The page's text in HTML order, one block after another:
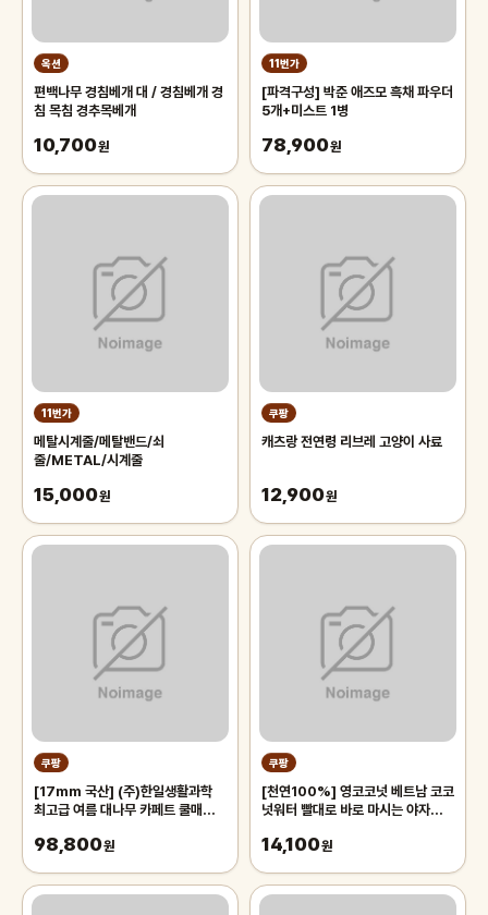
옥션
편백나무 경침베개 대 / 경침베개 경
침 목침 경추목베개
10,700원
11번가
[파격구성] 박준 애즈모 흑채 파우더
5개+미스트 1병
78,900원
11번가
메탈시계줄/메탈밴드/쇠
줄/METAL/시계줄
15,000원
쿠팡
캐츠랑 전연령 리브레 고양이 사료
12,900원
쿠팡
[17mm 국산] (주)한일생활과학
최고급 여름 대나무 카페트 쿨매트
침대 장판 자리_두꺼운 폭신한 튼튼
98,800원
쿠팡
[천연100%] 영코코넛 베트남 코코
넛워터 빨대로 바로 마시는 야자열매
(2과입)
14,100원